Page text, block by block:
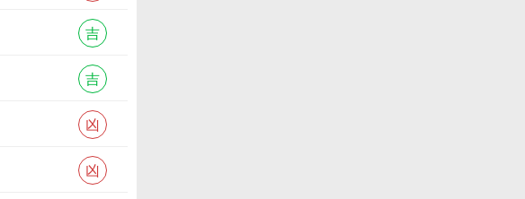
吉
吉
凶
凶